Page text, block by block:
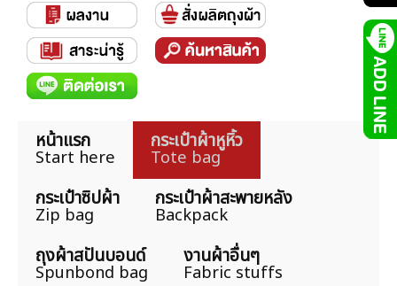
หน้าแรก
Start here
กระเป๋าผ้าหูหิ้ว
Tote bag
กระเป๋าซิปผ้า
Zip bag
กระเป๋าผ้าสะพายหลัง
Backpack
ถุงผ้าสปันบอนด์
Spunbond bag
งานผ้าอื่นๆ
Fabric stuffs